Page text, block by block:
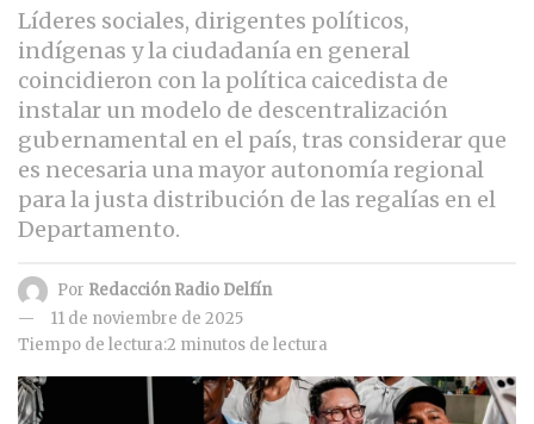
Líderes sociales, dirigentes políticos,
indígenas y la ciudadanía en general
coincidieron con la política caicedista de
instalar un modelo de descentralización
gubernamental en el país, tras considerar que
es necesaria una mayor autonomía regional
para la justa distribución de las regalías en el
Departamento.
Por Redacción Radio Delfín
11 de noviembre de 2025
Tiempo de lectura:2 minutos de lectura